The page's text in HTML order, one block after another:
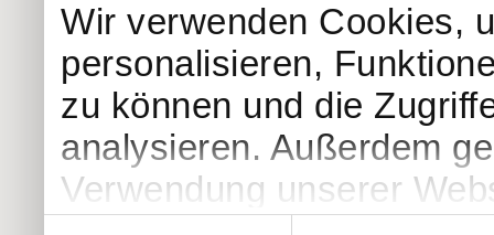
Wir verwenden Cookies,
personalisieren,
zu können und die
analysieren. Außerdem
Verwendung unserer